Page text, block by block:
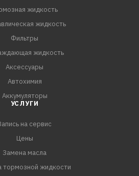
жидкость
жидкость
Фильтры
жидкость
Аксессуары
Автохимия
Аккумуляторы
УСЛУГИ
на сервис
Цены
Замена масла
тормозной жидкости